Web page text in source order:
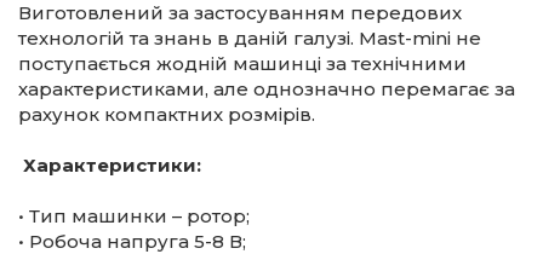
Виготовлений за застосуванням передових
технологій та знань в даній галузі. Mast-mini не
поступається жодній машинці за технічними
характеристиками, але однозначно перемагає за
рахунок компактних розмірів.
Характеристики:
• Тип машинки – ротор;
• Робоча напруга 5-8 В;